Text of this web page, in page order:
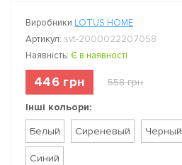
Виробники LOTUS HOME
Артикул: svt-2000022207058
Наявність: Є в наявності
446 грн 558 грн
Інші кольори:
Белый
Сиреневый Черный
Синий